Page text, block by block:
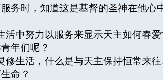
务时，知道这是基督的圣神在他
中努力以服务来显示天主如何春
年们呢？
生活，什么是与天主保持恒常来
命？